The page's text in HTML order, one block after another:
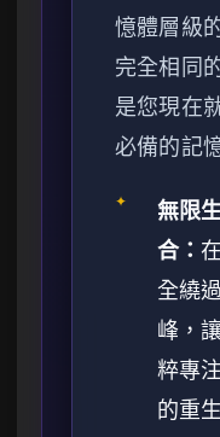
憶體層級
完全相同
是您現在
必備的記
✦
無限
合：
全繞
峰，
粹專
的重